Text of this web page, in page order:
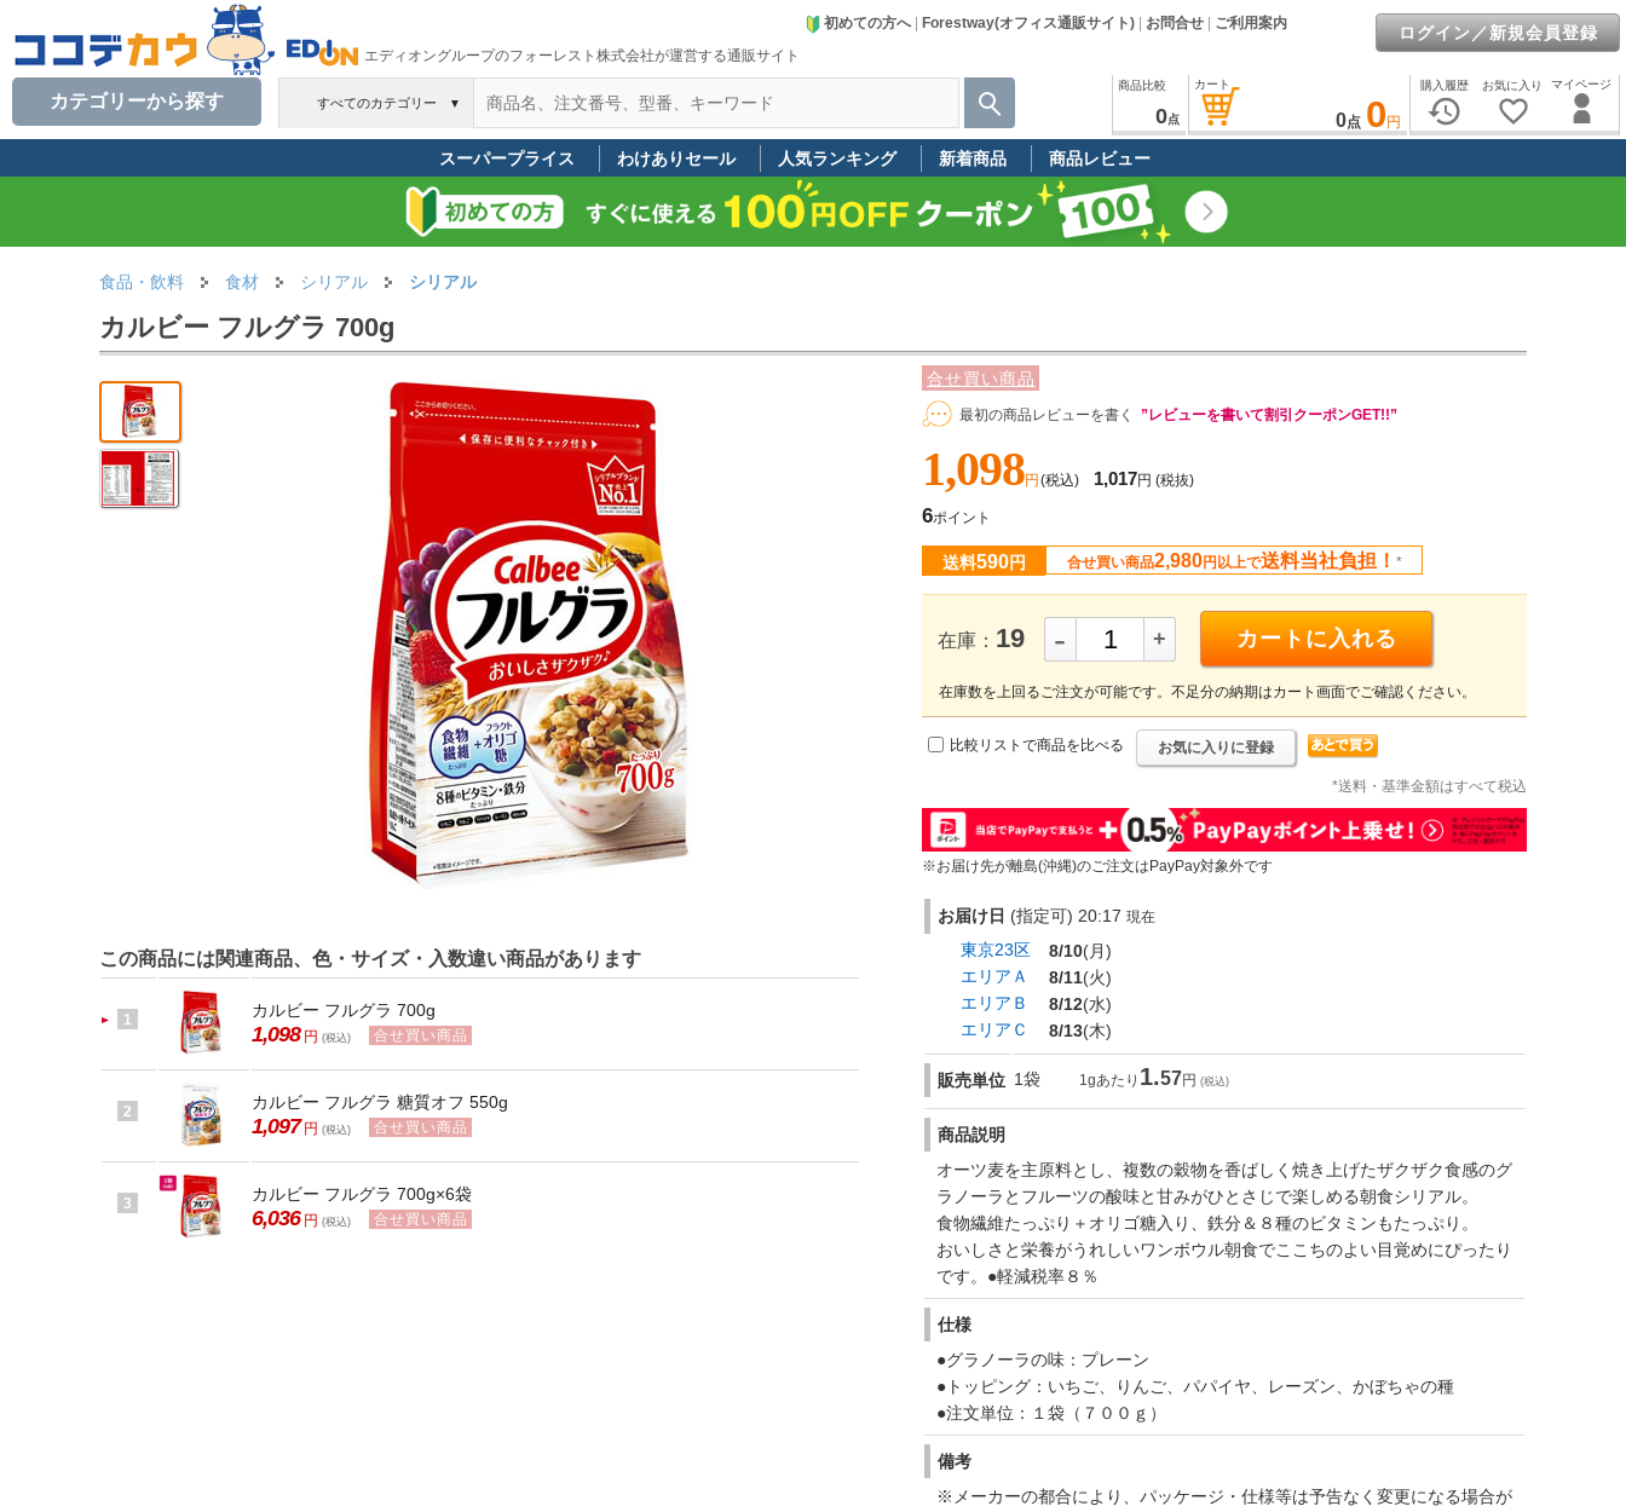
エディオングループのフォーレスト株式会社が運営する通販サイト
初めての方へ| Forestway(オフィス通販サイト) お問合せ ご利用案内 ログイン／新規会員登録
すべてのカテゴリー ▼
カテゴリーから探す
マイページ
お気に入り
favorite_border
購入履歴
history
カート
0点 0 円
商品比較
0点
スーパープライス わけありセール 人気ランキング 新着商品 商品レビュー
食品・飲料 食材 シリアル シリアル
カルビー フルグラ 700g
合せ買い商品
最初の商品レビューを書く ”レビューを書いて割引クーポンGET!!”
1,098円 (税込) 1,017円 (税抜)
6ポイント
送料590円 合せ買い商品2,980円以上で送料当社負担！ *
在庫： 19 - + カートに入れる
在庫数を上回るご注文が可能です。不足分の納期はカート画面でご確認ください。
比較リストで商品を比べる お気に入りに登録
*送料・基準金額はすべて税込
※お届け先が離島(沖縄)のご注文はPayPay対象外です
お届け日 (指定可) 20:17 現在
東京23区 8/10(月)
エリアＡ
8/11(火)
エリアＢ
8/12(水)
エリアＣ
8/13(木)
販売単位 1袋 1gあたり 1.57円 (税込)
商品説明
オーツ麦を主原料とし、複数の穀物を香ばしく焼き上げたザクザク食感のグ
ラノーラとフルーツの酸味と甘みがひとさじで楽しめる朝食シリアル。
食物繊維たっぷり＋オリゴ糖入り、鉄分＆８種のビタミンもたっぷり。
おいしさと栄養がうれしいワンボウル朝食でここちのよい目覚めにぴったり
です。●軽減税率８％
仕様
●グラノーラの味：プレーン
●トッピング：いちご、りんご、パパイヤ、レーズン、かぼちゃの種
●注文単位：１袋（７００ｇ）
備考
※メーカーの都合により、パッケージ・仕様等は予告なく変更になる場合が
この商品には関連商品、色・サイズ・入数違い商品があります
1 カルビー フルグラ 700g
1,098 円 (税込) 合せ買い商品
2 カルビー フルグラ 糖質オフ 550g
1,097 円 (税込) 合せ買い商品
3 カルビー フルグラ 700g×6袋
6,036 円 (税込) 合せ買い商品